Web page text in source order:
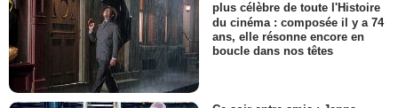
plus célèbre de toute l'Histoire
du cinéma : composée il y a 74
ans, elle résonne encore en
boucle dans nos têtes